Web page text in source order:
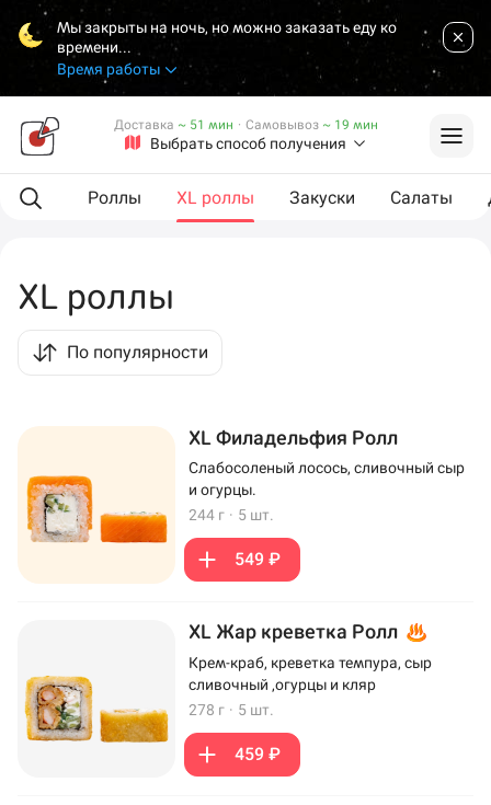
Мы закрыты на ночь, но можно заказать еду ко
времени...
Время работы
Выбрать способ получения
Доставка ~ 51 мин · Самовывоз ~ 19 мин
сеты Роллы XL роллы Закуски Салаты
XL роллы
По популярности
XL Филадельфия Ролл
Слабосоленый лосось, сливочный сыр
и огурцы.
244 г · 5 шт.
549 ₽
XL Жар креветка Ролл
Крем-краб, креветка темпура, сыр
сливочный ,огурцы и кляр
278 г · 5 шт.
459 ₽